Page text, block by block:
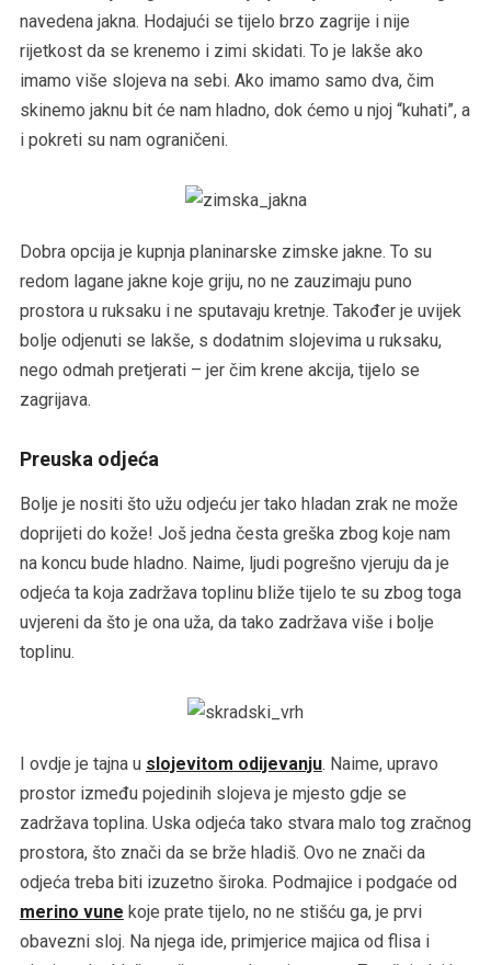
navedena jakna. Hodajući se tijelo brzo zagrije i nije
rijetkost da se krenemo i zimi skidati. To je lakše ako
imamo više slojeva na sebi. Ako imamo samo dva, čim
skinemo jaknu bit će nam hladno, dok ćemo u njoj “kuhati”, a
i pokreti su nam ograničeni.
Dobra opcija je kupnja planinarske zimske jakne. To su
redom lagane jakne koje griju, no ne zauzimaju puno
prostora u ruksaku i ne sputavaju kretnje. Također je uvijek
bolje odjenuti se lakše, s dodatnim slojevima u ruksaku,
nego odmah pretjerati – jer čim krene akcija, tijelo se
zagrijava.
Preuska odjeća
Bolje je nositi što užu odjeću jer tako hladan zrak ne može
doprijeti do kože! Još jedna česta greška zbog koje nam
na koncu bude hladno. Naime, ljudi pogrešno vjeruju da je
odjeća ta koja zadržava toplinu bliže tijelo te su zbog toga
uvjereni da što je ona uža, da tako zadržava više i bolje
toplinu.
I ovdje je tajna u slojevitom odijevanju. Naime, upravo
prostor između pojedinih slojeva je mjesto gdje se
zadržava toplina. Uska odjeća tako stvara malo tog zračnog
prostora, što znači da se brže hladiš. Ovo ne znači da
odjeća treba biti izuzetno široka. Podmajice i podgaće od
merino vune koje prate tijelo, no ne stišću ga, je prvi
obavezni sloj. Na njega ide, primjerice majica od flisa i